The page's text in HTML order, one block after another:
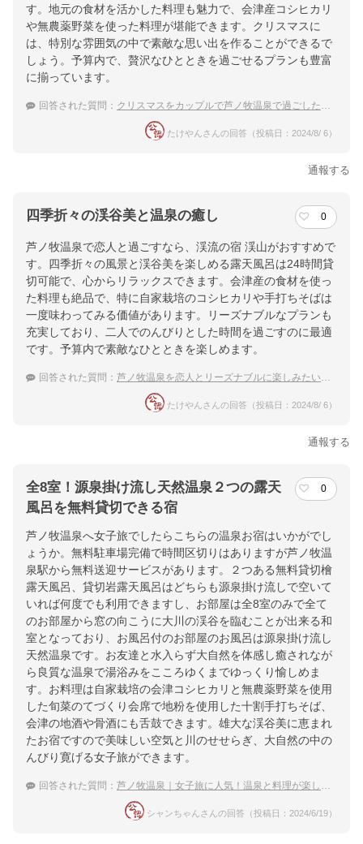
す。地元の食材を活かした料理も魅力で、会津産コシヒカリ
や無農薬野菜を使った料理が堪能できます。クリスマスに
は、特別な雰囲気の中で素敵な思い出を作ることができるで
しょう。予算内で、贅沢なひとときを過ごせるプランも豊富
に揃っています。
回答された質問： クリスマスをカップルで芦ノ牧温泉で過ごしたいです
たけやんさんの回答（投稿日：2024/8/ 6）
通報する
四季折々の渓谷美と温泉の癒し 0
芦ノ牧温泉で恋人と過ごすなら、渓流の宿 渓山がおすすめで
す。四季折々の風景と渓谷美を楽しめる露天風呂は24時間貸
切可能で、心からリラックスできます。会津産の食材を使っ
た料理も絶品で、特に自家栽培のコシヒカリや手打ちそばは
一度味わってみる価値があります。リーズナブルなプランも
充実しており、二人でのんびりとした時間を過ごすのに最適
です。予算内で素敵なひとときを楽しめます。
回答された質問： 芦ノ牧温泉を恋人とリーズナブルに楽しみたいです！
たけやんさんの回答（投稿日：2024/8/ 6）
通報する
全8室！源泉掛け流し天然温泉２つの露天
風呂を無料貸切できる宿
0
芦ノ牧温泉へ女子旅でしたらこちらの温泉お宿はいかがでし
ょうか。無料駐車場完備で時間区切りはありますが芦ノ牧温
泉駅から無料送迎サービスがあります。２つある無料貸切檜
露天風呂、貸切岩露天風呂はどちらも源泉掛け流しで空いて
いれば何度でも利用できますし、お部屋は全8室のみで全て
のお部屋から窓の向こうに大川の渓谷を臨むことが出来る和
室となっており、お風呂付のお部屋のお風呂は源泉掛け流し
天然温泉です。お友達と水入らず大自然を体感し癒されなが
ら良質な温泉で湯浴みをこころゆくまでゆっくり愉しめま
す。お料理は自家栽培の会津コシヒカリと無農薬野菜を使用
した旬菜のてづくり会席で地粉を使用した十割手打ちそば、
会津の地酒や骨酒にも舌鼓できます。雄大な渓谷美に恵まれ
たお宿ですので美味しい空気と川のせせらぎ、大自然の中の
んびり寛げる女子旅ができます。
回答された質問： 芦ノ牧温泉｜女子旅に人気！温泉と料理が楽しめる宿のおすすめって？
シャンちゃんさんの回答（投稿日：2024/6/19）